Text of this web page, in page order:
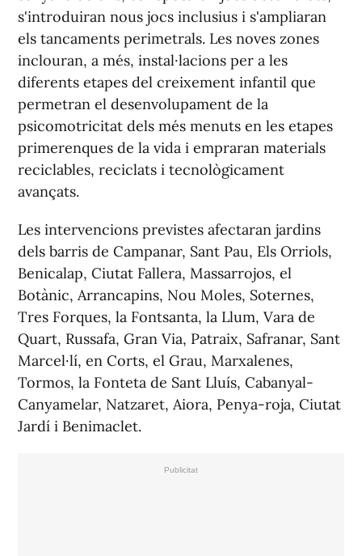
s'introduiran nous jocs inclusius i s'ampliaran
els tancaments perimetrals. Les noves zones
inclouran, a més, instal·lacions per a les
diferents etapes del creixement infantil que
permetran el desenvolupament de la
psicomotricitat dels més menuts en les etapes
primerenques de la vida i empraran materials
reciclables, reciclats i tecnològicament
avançats.
Les intervencions previstes afectaran jardins
dels barris de Campanar, Sant Pau, Els Orriols,
Benicalap, Ciutat Fallera, Massarrojos, el
Botànic, Arrancapins, Nou Moles, Soternes,
Tres Forques, la Fontsanta, la Llum, Vara de
Quart, Russafa, Gran Via, Patraix, Safranar, Sant
Marcel·lí, en Corts, el Grau, Marxalenes,
Tormos, la Fonteta de Sant Lluís, Cabanyal-
Canyamelar, Natzaret, Aiora, Penya-roja, Ciutat
Jardí i Benimaclet.